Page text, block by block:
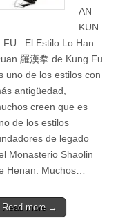
AN
KUN
FU El Estilo Lo Han
羅漢拳 de Kung Fu
uno de los estilos con
antigüedad,
creen que es
de los estilos
de legado
Monasterio Shaolin
Henan. Muchos…
Read more →